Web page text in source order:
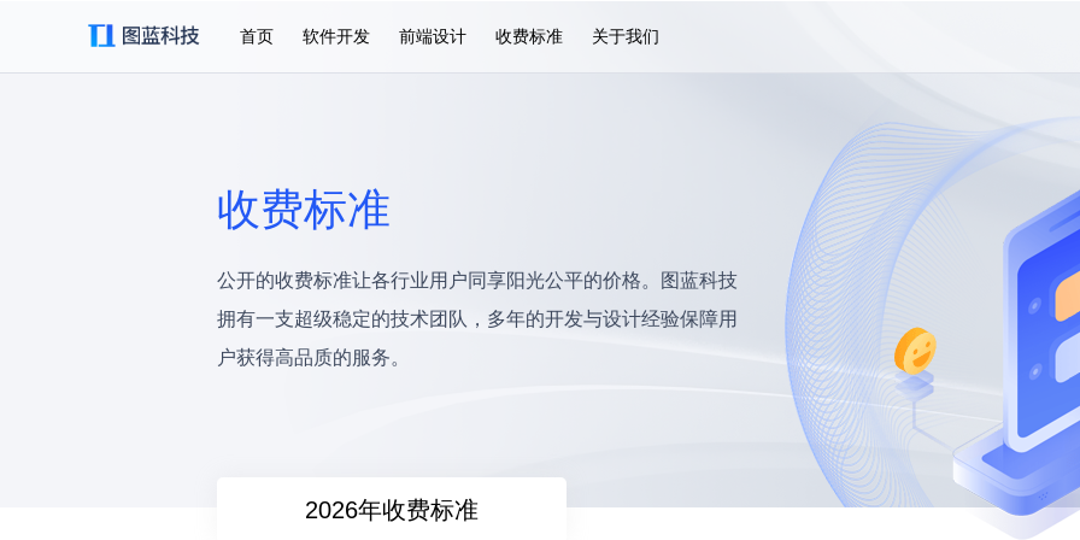
首页 软件开发 前端设计 收费标准 关于我们
收费标准
公开的收费标准让各行业用户同享阳光公平的价格。图蓝科技
拥有一支超级稳定的技术团队，多年的开发与设计经验保障用
户获得高品质的服务。
2026年收费标准